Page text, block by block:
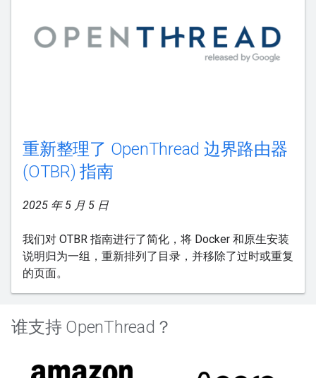
重新整理了 OpenThread 边界路由器
(OTBR) 指南
2025 年 5 月 5 日
我们对 OTBR 指南进行了简化，将 Docker 和原生安装
说明归为一组，重新排列了目录，并移除了过时或重复
的页面。
谁支持 OpenThread？